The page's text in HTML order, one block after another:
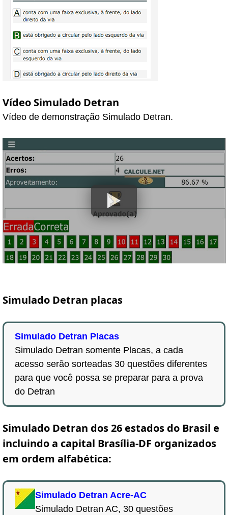
Vídeo Simulado Detran
Vídeo de demonstração Simulado Detran.
Simulado Detran placas
Simulado Detran Placas
Simulado Detran somente Placas, a cada
acesso serão sorteadas 30 questões diferentes
para que você possa se preparar para a prova
do Detran
Simulado Detran dos 26 estados do Brasil e
incluindo a capital Brasília-DF organizados
em ordem alfabética:
Simulado Detran Acre-AC
Simulado Detran AC, 30 questões